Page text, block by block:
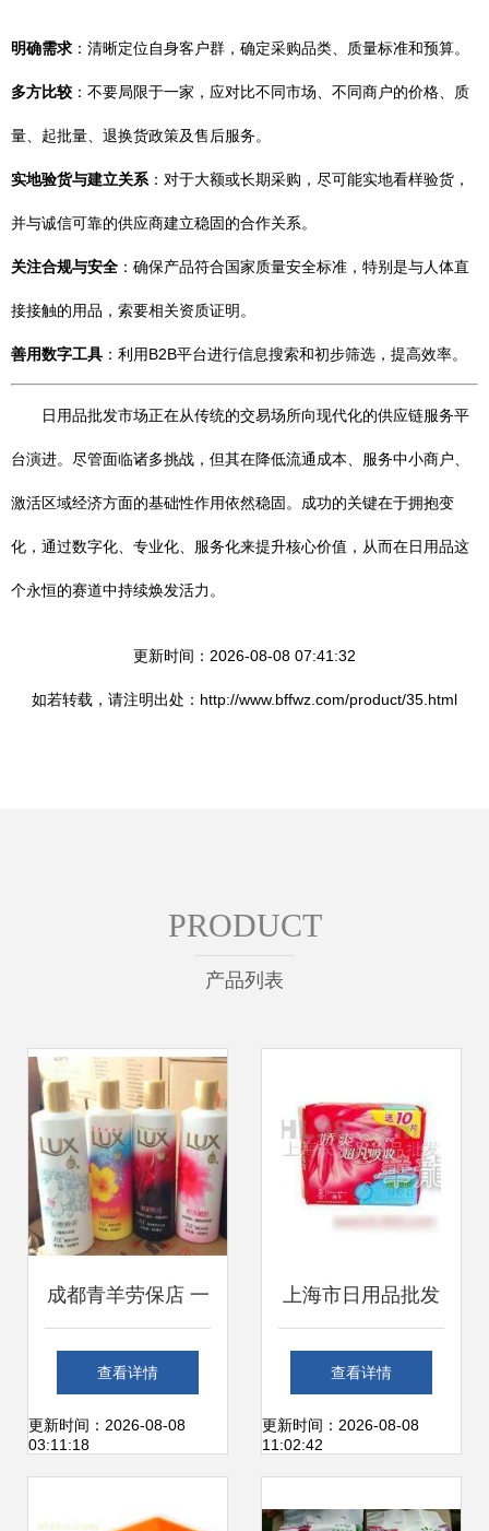
明确需求 ：清晰定位自身客户群，确定采购品类、质量标准和预算。
多方比较 ：不要局限于一家，应对比不同市场、不同商户的价格、质
量、起批量、退换货政策及售后服务。
实地验货与建立关系 ：对于大额或长期采购，尽可能实地看样验货，
并与诚信可靠的供应商建立稳固的合作关系。
关注合规与安全 ：确保产品符合国家质量安全标准，特别是与人体直
接接触的用品，索要相关资质证明。
善用数字工具 ：利用B2B平台进行信息搜索和初步筛选，提高效率。
日用品批发市场正在从传统的交易场所向现代化的供应链服务平
台演进。尽管面临诸多挑战，但其在降低流通成本、服务中小商户、
激活区域经济方面的基础性作用依然稳固。成功的关键在于拥抱变
化，通过数字化、专业化、服务化来提升核心价值，从而在日用品这
个永恒的赛道中持续焕发活力。
更新时间：2026-08-08 07:41:32
如若转载，请注明出处：http://www.bffwz.com/product/35.html
PRODUCT
产品列表
成都青羊劳保店 一
站式劳保与日用品
批发平台
查看详情
更新时间：2026-08-08
03:11:18
上海市日用品批发
全攻略 渠道、供应
与厂家资源整合
查看详情
更新时间：2026-08-08
11:02:42